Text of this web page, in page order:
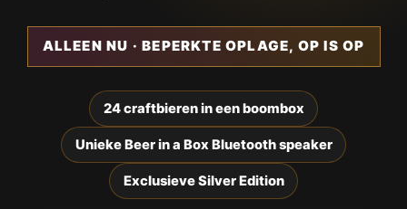
ALLEEN NU · BEPERKTE OPLAGE, OP IS OP
24 craftbieren in een boombox
Unieke Beer in a Box Bluetooth speaker
Exclusieve Silver Edition